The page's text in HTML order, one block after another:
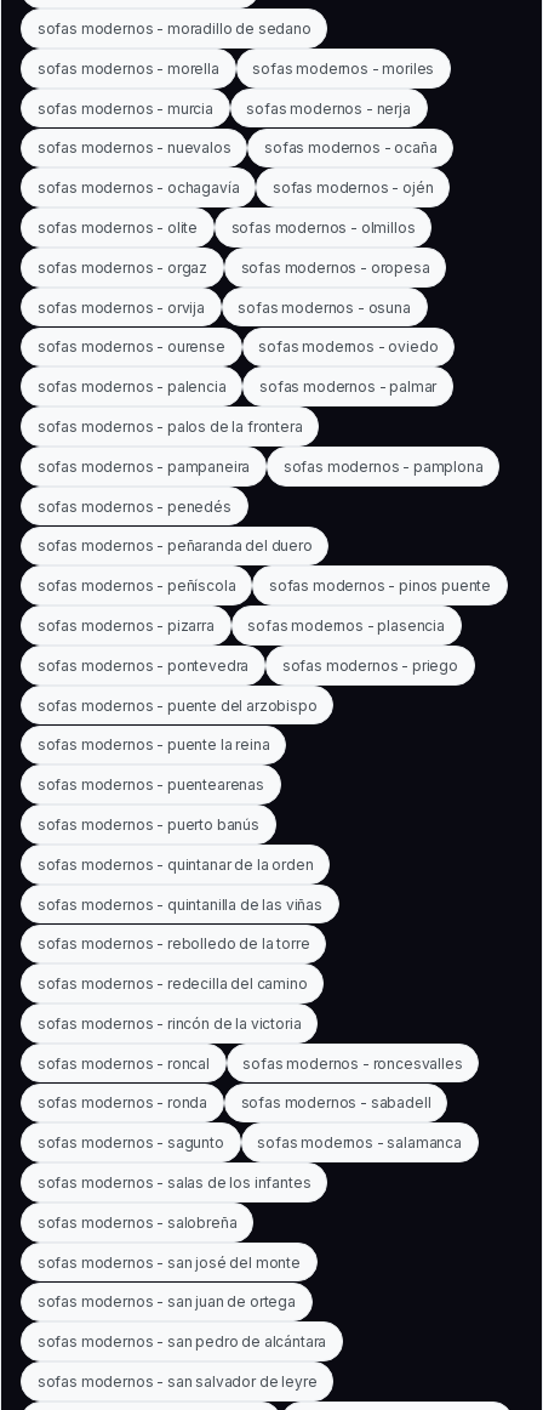
sofas modernos - moradillo de sedano
sofas modernos - morella sofas modernos - moriles
sofas modernos - murcia sofas modernos - nerja
sofas modernos - nuevalos sofas modernos - ocaña
sofas modernos - ochagavía sofas modernos - ojén
sofas modernos - olite sofas modernos - olmillos
sofas modernos - orgaz sofas modernos - oropesa
sofas modernos - orvija sofas modernos - osuna
sofas modernos - ourense sofas modernos - oviedo
sofas modernos - palencia sofas modernos - palmar
sofas modernos - palos de la frontera
sofas modernos - pampaneira sofas modernos - pamplona
sofas modernos - penedés
sofas modernos - peñaranda del duero
sofas modernos - peñíscola sofas modernos - pinos puente
sofas modernos - pizarra sofas modernos - plasencia
sofas modernos - pontevedra sofas modernos - priego
sofas modernos - puente del arzobispo
sofas modernos - puente la reina
sofas modernos - puentearenas
sofas modernos - puerto banús
sofas modernos - quintanar de la orden
sofas modernos - quintanilla de las viñas
sofas modernos - rebolledo de la torre
sofas modernos - redecilla del camino
sofas modernos - rincón de la victoria
sofas modernos - roncal sofas modernos - roncesvalles
sofas modernos - ronda sofas modernos - sabadell
sofas modernos - sagunto sofas modernos - salamanca
sofas modernos - salas de los infantes
sofas modernos - salobreña
sofas modernos - san josé del monte
sofas modernos - san juan de ortega
sofas modernos - san pedro de alcántara
sofas modernos - san salvador de leyre